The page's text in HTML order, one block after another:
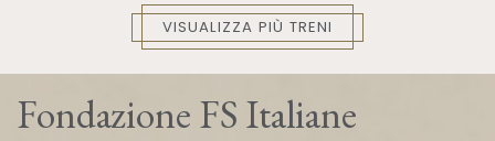
VISUALIZZA PIÙ TRENI
Fondazione FS Italiane